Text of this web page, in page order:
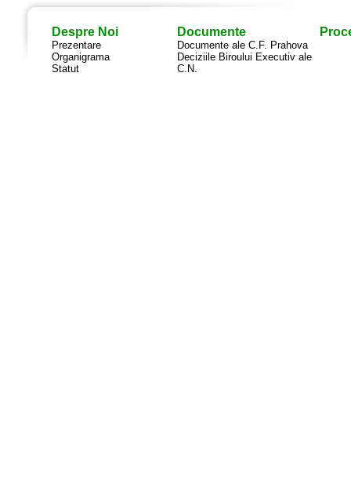
Despre Noi
Prezentare
Organigrama
Statut
Documente
Documente ale C.F. Prahova
Deciziile Biroului Executiv ale
C.N.